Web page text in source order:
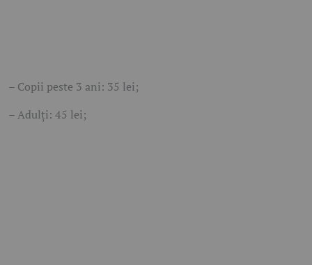
– Copii peste 3 ani: 35 lei;
– Adulți: 45 lei;